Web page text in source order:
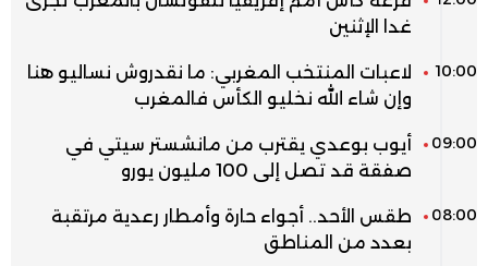
غدا الإثنين
10:00
لاعبات المنتخب المغربي: ما نقدروش نساليو هنا
وإن شاء الله نخليو الكأس فالمغرب
09:00
أيوب بوعدي يقترب من مانشستر سيتي في
صفقة قد تصل إلى 100 مليون يورو
08:00
طقس الأحد.. أجواء حارة وأمطار رعدية مرتقبة
بعدد من المناطق